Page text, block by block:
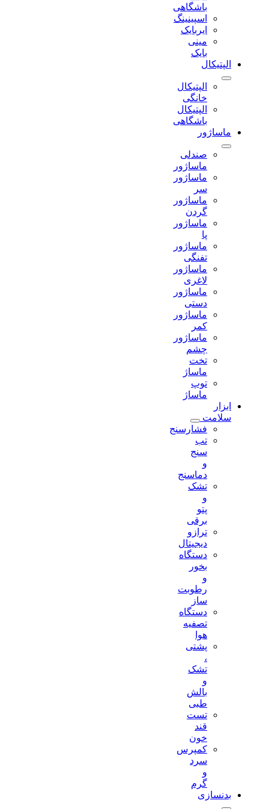
باشگاهی
اسپینینگ
ایربایک
مینی
الپتیکال
الپتیکال
خانگی
الپتیکال
باشگاهی
ماساژور
صندلی
ماساژور
ماساژور
ماساژور
ماساژور
ماساژور
تفنگی
ماساژور
لاغری
ماساژور
دستی
ماساژور
ماساژور
تخت
ماساژ
توپ
ماساژ
ابزار
سلامت
فشارسنج
دماسنج
تشک
ترازو
دیجیتال
دستگاه
رطوبت
دستگاه
تصفیه
پشتی
تست
کمپرس
بدنسازی